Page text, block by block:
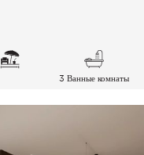
3 Ванные комнаты